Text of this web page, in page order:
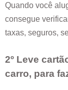
Quando você
consegue
taxas, seguros,
2º Leve
carro, para